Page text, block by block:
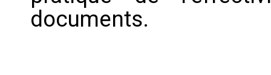
documents.